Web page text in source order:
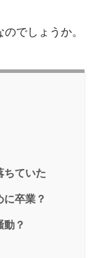
でしょうか。
ちていた
卒業？
動？